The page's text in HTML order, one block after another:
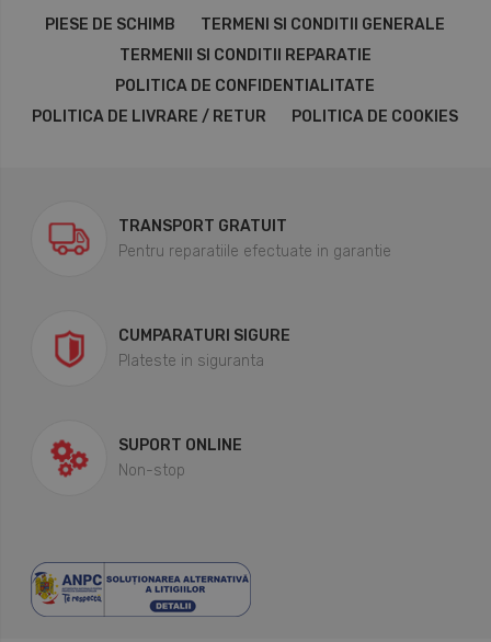
PIESE DE SCHIMB
TERMENI SI CONDITII GENERALE
TERMENII SI CONDITII REPARATIE
POLITICA DE CONFIDENTIALITATE
POLITICA DE LIVRARE / RETUR
POLITICA DE COOKIES
TRANSPORT GRATUIT
Pentru reparatiile efectuate in garantie
CUMPARATURI SIGURE
Plateste in siguranta
SUPORT ONLINE
Non-stop